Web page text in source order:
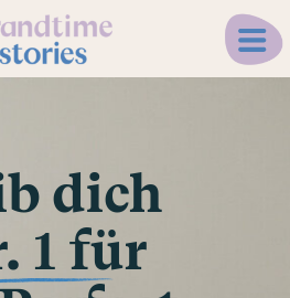
dich
1 für